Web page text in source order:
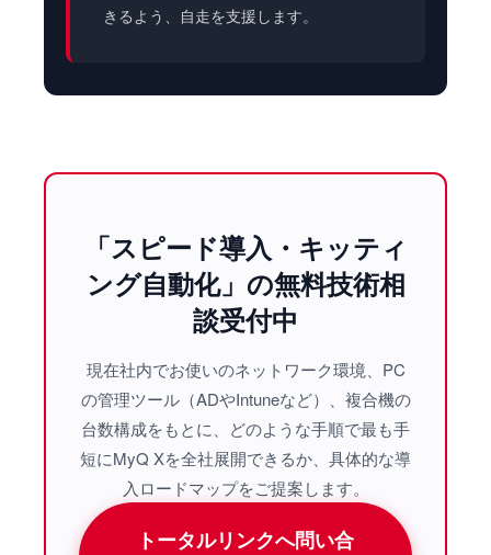
きるよう、自走を支援します。
「スピード導入・キッティ
ング自動化」の無料技術相
談受付中
現在社内でお使いのネットワーク環境、PC
の管理ツール（ADやIntuneなど）、複合機の
台数構成をもとに、どのような手順で最も手
短にMyQ Xを全社展開できるか、具体的な導
入ロードマップをご提案します。
トータルリンクへ問い合